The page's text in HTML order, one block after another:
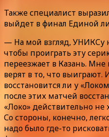
Также специалист
выйдет в финал Единой
— На мой взгляд, УНИКСу
чтобы проиграть эту
переезжает в Казань.
верят в то, что
восстановится ли у
после этих матчей
«Локо» действительно не
Со стороны, конечно,
надо было где-то